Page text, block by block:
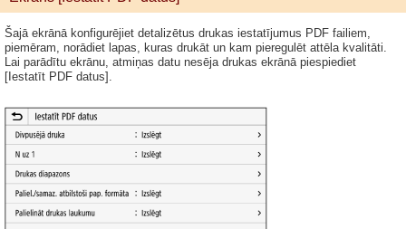
Šajā ekrānā konfigurējiet detalizētus drukas iestatījumus PDF failiem,
piemēram, norādiet lapas, kuras drukāt un kam pieregulēt attēla kvalitāti.
Lai parādītu ekrānu, atmiņas datu nesēja drukas ekrānā piespiediet
[Iestatīt PDF datus].